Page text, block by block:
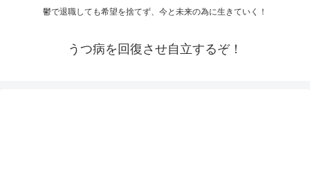
鬱で退職しても希望を捨てず、今と未来の為に生きていく！
うつ病を回復させ自立するぞ！